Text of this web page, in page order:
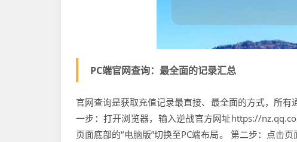
PC端官网查询：最全面的记录汇总
官网查询是获取充值记录最直接、最全面的方式，所
一步：打开浏览器，输入逆战官方网址https://
页面底部的“电脑版”切换至PC端布局。 第二步：点击